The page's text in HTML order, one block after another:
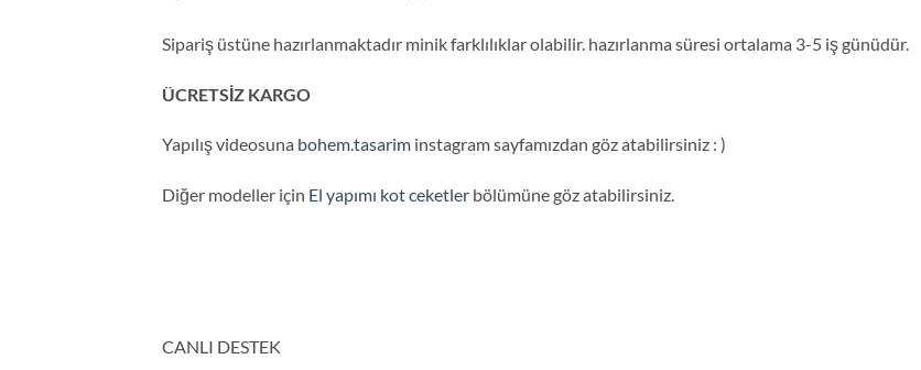
Sipariş üstüne hazırlanmaktadır minik farklılıklar olabilir. hazırlanma süresi ortalama 3-5 iş günüdür.
ÜCRETSİZ KARGO
Yapılış videosuna bohem.tasarim instagram sayfamızdan göz atabilirsiniz : )
Diğer modeller için El yapımı kot ceketler bölümüne göz atabilirsiniz.
CANLI DESTEK